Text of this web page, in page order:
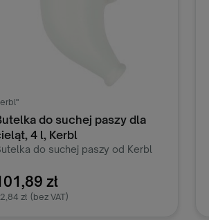
do suchej paszy dla
4 l, Kerbl
do suchej paszy od Kerbl
Opracowana specjalnie do
suchej paszy cielętom
2. dnia życia aż do 3 miesiąca,
zł
zł (bez VAT)